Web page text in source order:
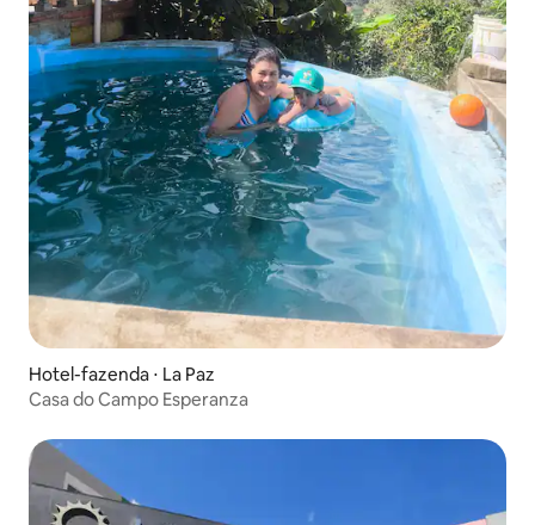
Hotel-fazenda ⋅ La Paz
Casa do Campo Esperanza